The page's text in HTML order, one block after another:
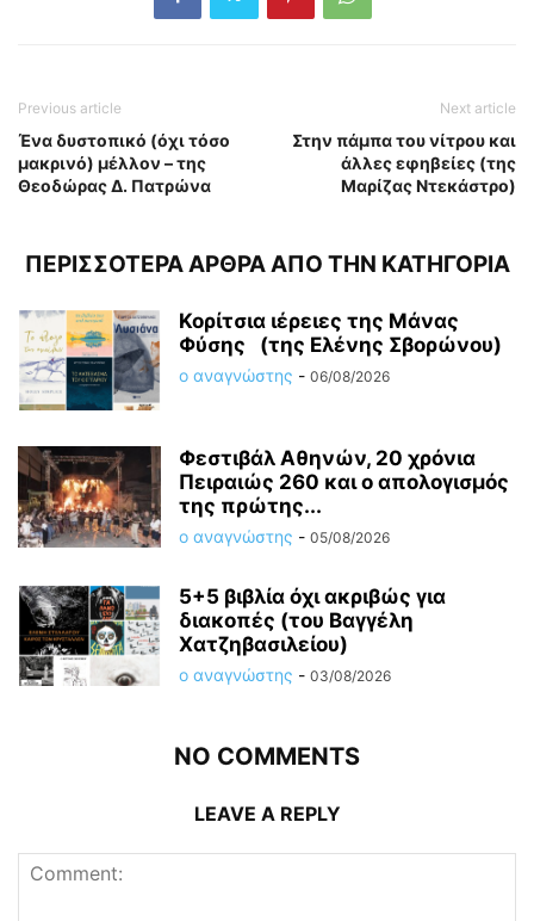
Previous article
Ένα δυστοπικό (όχι τόσο
μακρινό) μέλλον – της
Θεοδώρας Δ. Πατρώνα
Next article
Στην πάμπα του νίτρου και
άλλες εφηβείες (της
Μαρίζας Ντεκάστρο)
ΠΕΡΙΣΣΟΤΕΡΑ ΑΡΘΡΑ ΑΠΟ ΤΗΝ ΚΑΤΗΓΟΡΙΑ
Κορίτσια ιέρειες της Μάνας
Φύσης (της Ελένης Σβορώνου)
ο αναγνώστης - 06/08/2026
Φεστιβάλ Αθηνών, 20 χρόνια
Πειραιώς 260 και ο απολογισμός
της πρώτης...
ο αναγνώστης - 05/08/2026
5+5 βιβλία όχι ακριβώς για
διακοπές (του Βαγγέλη
Χατζηβασιλείου)
ο αναγνώστης - 03/08/2026
NO COMMENTS
LEAVE A REPLY